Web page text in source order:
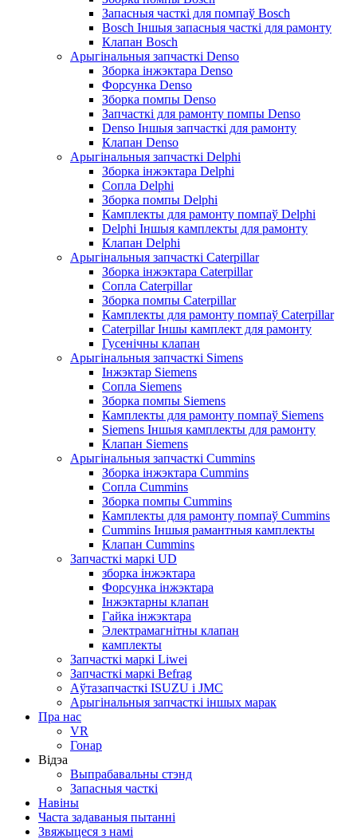
Запасныя часткі для помпаў Bosch
Bosch Іншыя запасныя часткі для рамонту
Клапан Bosch
Арыгінальныя запчасткі Denso
Зборка інжэктара Denso
Форсунка Denso
Зборка помпы Denso
Запчасткі для рамонту помпы Denso
Denso Іншыя запчасткі для рамонту
Клапан Denso
Арыгінальныя запчасткі Delphi
Зборка інжэктара Delphi
Сопла Delphi
Зборка помпы Delphi
Камплекты для рамонту помпаў Delphi
Delphi Іншыя камплекты для рамонту
Клапан Delphi
Арыгінальныя запчасткі Caterpillar
Зборка інжэктара Caterpillar
Сопла Caterpillar
Зборка помпы Caterpillar
Камплекты для рамонту помпаў Caterpillar
Caterpillar Іншы камплект для рамонту
Гусенічны клапан
Арыгінальныя запчасткі Simens
Інжэктар Siemens
Сопла Siemens
Зборка помпы Siemens
Камплекты для рамонту помпаў Siemens
Siemens Іншыя камплекты для рамонту
Клапан Siemens
Арыгінальныя запчасткі Cummins
Зборка інжэктара Cummins
Сопла Cummins
Зборка помпы Cummins
Камплекты для рамонту помпаў Cummins
Cummins Іншыя рамантныя камплекты
Клапан Cummins
Запчасткі маркі UD
зборка інжэктара
Форсунка інжэктара
Інжэктарны клапан
Гайка інжэктара
Электрамагнітны клапан
камплекты
Запчасткі маркі Liwei
Запчасткі маркі Befrag
Аўтазапчасткі ISUZU і JMC
Арыгінальныя запчасткі іншых марак
Пра нас
VR
Гонар
Відэа
Выпрабавальны стэнд
Запасныя часткі
Навіны
Часта задаваныя пытанні
Звяжыцеся з намі